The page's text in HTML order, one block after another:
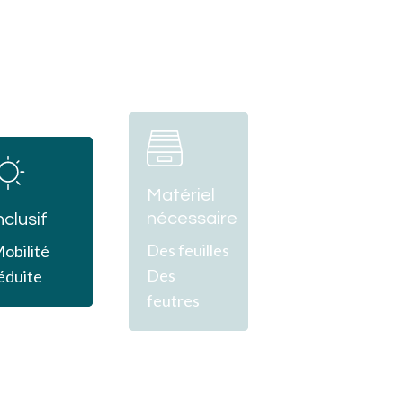
Matériel
nécessaire
Des feuilles
Des
feutres